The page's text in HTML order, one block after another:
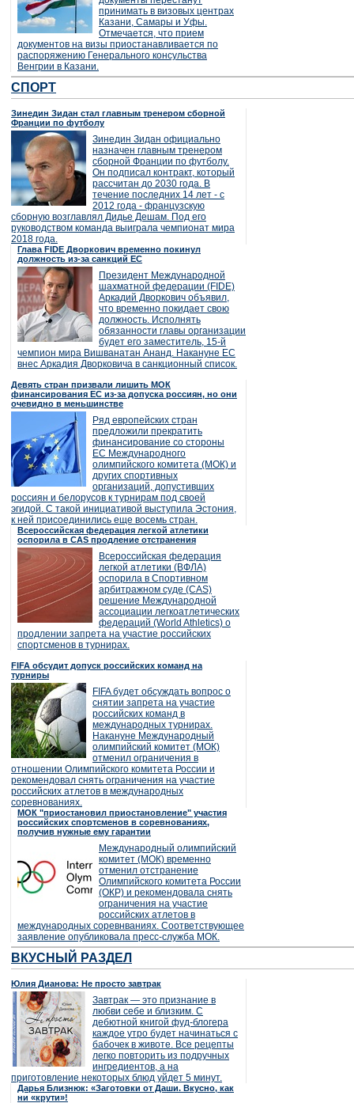
принимать в визовых центрах
Казани, Самары и Уфы.
Отмечается, что прием
документов на визы приостанавливается по
распоряжению Генерального консульства
Венгрии в Казани.
СПОРТ
Зинедин Зидан стал главным тренером сборной
Франции по футболу
Зинедин Зидан официально
назначен главным тренером
сборной Франции по футболу.
Он подписал контракт, который
рассчитан до 2030 года. В
течение последних 14 лет - с
2012 года - французскую
сборную возглавлял Дидье Дешам. Под его
руководством команда выиграла чемпионат мира
2018 года.
Глава FIDE Дворкович временно покинул
должность из-за санкций ЕС
Президент Международной
шахматной федерации (FIDE)
Аркадий Дворкович объявил,
что временно покидает свою
должность. Исполнять
обязанности главы организации
будет его заместитель, 15-й
чемпион мира Вишванатан Ананд. Накануне ЕС
внес Аркадия Дворковича в санкционный список.
Девять стран призвали лишить МОК
финансирования ЕС из-за допуска россиян, но они
очевидно в меньшинстве
Ряд европейских стран
предложили прекратить
финансирование со стороны
ЕС Международного
олимпийского комитета (МОК) и
других спортивных
организаций, допустивших
россиян и белорусов к турнирам под своей
эгидой. С такой инициативой выступила Эстония,
к ней присоединились еще восемь стран.
Всероссийская федерация легкой атлетики
оспорила в CAS продление отстранения
Всероссийская федерация
легкой атлетики (ВФЛА)
оспорила в Спортивном
арбитражном суде (CAS)
решение Международной
ассоциации легкоатлетических
федераций (World Athletics) о
продлении запрета на участие российских
спортсменов в турнирах.
FIFA обсудит допуск российских команд на
турниры
FIFA будет обсуждать вопрос о
снятии запрета на участие
российских команд в
международных турнирах.
Накануне Международный
олимпийский комитет (МОК)
отменил ограничения в
отношении Олимпийского комитета России и
рекомендовал снять ограничения на участие
российских атлетов в международных
соревнованиях.
МОК "приостановил приостановление" участия
российских спортсменов в соревнованиях,
получив нужные ему гарантии
Международный олимпийский
комитет (МОК) временно
отменил отстранение
Олимпийского комитета России
(ОКР) и рекомендовала снять
ограничения на участие
российских атлетов в
международных соревнваниях. Соответствующее
заявление опубликовала пресс-служба МОК.
ВКУСНЫЙ РАЗДЕЛ
Юлия Дианова: Не просто завтрак
Завтрак — это признание в
любви себе и близким. С
дебютной книгой фуд-блогера
каждое утро будет начинаться с
бабочек в животе. Все рецепты
легко повторить из подручных
ингредиентов, а на
приготовление некоторых блюд уйдет 5 минут.
Дарья Близнюк: «Заготовки от Даши. Вкусно, как
ни «крути»!